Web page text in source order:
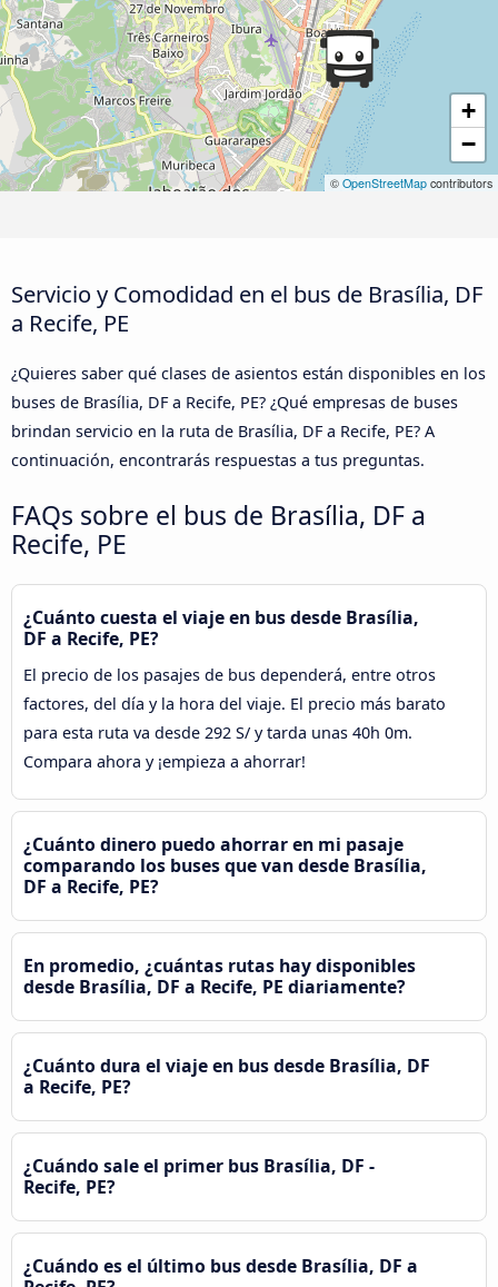
+
−
© OpenStreetMap contributors
Servicio y Comodidad en el bus de Brasília, DF
a Recife, PE
¿Quieres saber qué clases de asientos están disponibles en los
buses de Brasília, DF a Recife, PE? ¿Qué empresas de buses
brindan servicio en la ruta de Brasília, DF a Recife, PE? A
continuación, encontrarás respuestas a tus preguntas.
FAQs sobre el bus de Brasília, DF a
Recife, PE
¿Cuánto cuesta el viaje en bus desde Brasília,
DF a Recife, PE?
El precio de los pasajes de bus dependerá, entre otros
factores, del día y la hora del viaje. El precio más barato
para esta ruta va desde 292 S/ y tarda unas 40h 0m.
Compara ahora y ¡empieza a ahorrar!
¿Cuánto dinero puedo ahorrar en mi pasaje
comparando los buses que van desde Brasília,
DF a Recife, PE?
En promedio, ¿cuántas rutas hay disponibles
desde Brasília, DF a Recife, PE diariamente?
¿Cuánto dura el viaje en bus desde Brasília, DF
a Recife, PE?
¿Cuándo sale el primer bus Brasília, DF -
Recife, PE?
¿Cuándo es el último bus desde Brasília, DF a